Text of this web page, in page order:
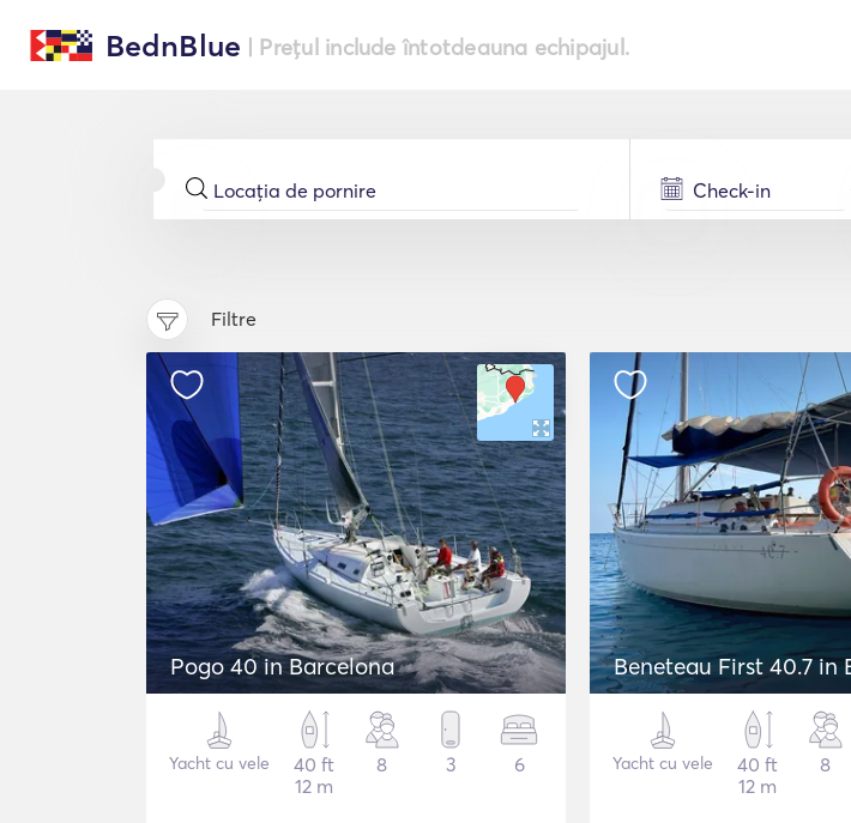
BednBlue | Prețul include întotdeauna echipajul.
Filtre
Pogo 40 in Barcelona
Yacht cu vele
40 ft
12 m
8 3 6
Beneteau First 40.7 in
Yacht cu vele
40 ft
12 m
8